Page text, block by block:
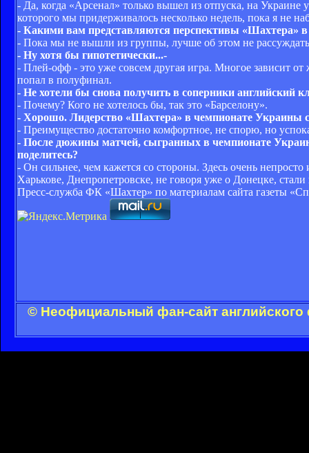
- Да, когда «Арсенал» только вышел из отпуска, на Украине
которого мы придерживалось несколько недель, пока я не
- Какими вам представляются перспективы «Шахтера»
- Пока мы не вышли из группы, лучше об этом не
- Ну хотя бы гипотетически...-
- Плей-офф - это уже совсем другая игра. Многое зависит
попал в полуфинал.
- Не хотели бы снова получить в соперники английский
- Почему? Кого не хотелось бы, так это «Барселону».
- Хорошо. Лидерство «Шахтера» в чемпионате Украины
- Преимущество достаточно комфортное, не спорю, но
- После дюжины матчей, сыгранных в чемпионате
поделитесь?
- Он сильнее, чем кажется со стороны. Здесь очень
Харькове, Днепропетровске, не говоря уже о Донецке,
Пресс-служба ФК «Шахтер» по материалам сайта газеты
© Неофициальный фан-сайт английского